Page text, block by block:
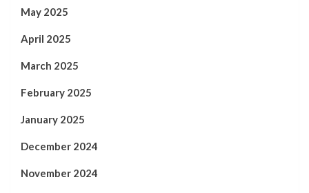
May 2025
April 2025
March 2025
February 2025
January 2025
December 2024
November 2024